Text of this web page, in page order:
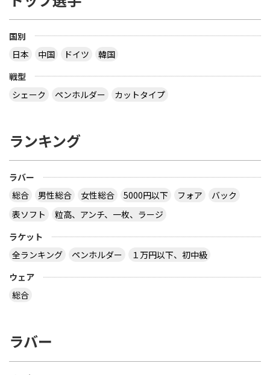
国別
日本
中国 ドイツ
韓国
戦型
シェーク
ペンホルダー カットタイプ
ランキング
ラバー
総合
男性総合 女性総合 5000円以下 フォア
バック
表ソフト
粒高、アンチ、一枚、ラージ
ラケット
全ランキング
ペンホルダー
１万円以下、初中級
ウェア
総合
ラバー